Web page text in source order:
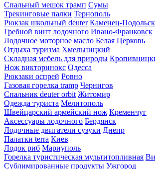
Спальный мешок трамп Сумы
Трекинговые палки Тернополь
Рюкзак школьный deuter Каменец-
Гребной винт лодочного Ивано-Франковск
Лодочное моторное масло Белая Церковь
Отдыха туризма Хмельницкий
Складная мебель для природы
Нож викторинокс Одесса
Рюкзаки оспрей Ровно
Газовая горелка tramp Чернигов
Спальник deuter orbit Житомир
Одежда туриста Мелитополь
Швейцарский армейский нож Кременчуг
Аксессуары лодочного Бердянск
Лодочные двигатели сузуки Днепр
Палатки terra Киев
Лодок риб Мариуполь
Горелка туристическая мультитопливная
Сублимированные продукты Ужгород